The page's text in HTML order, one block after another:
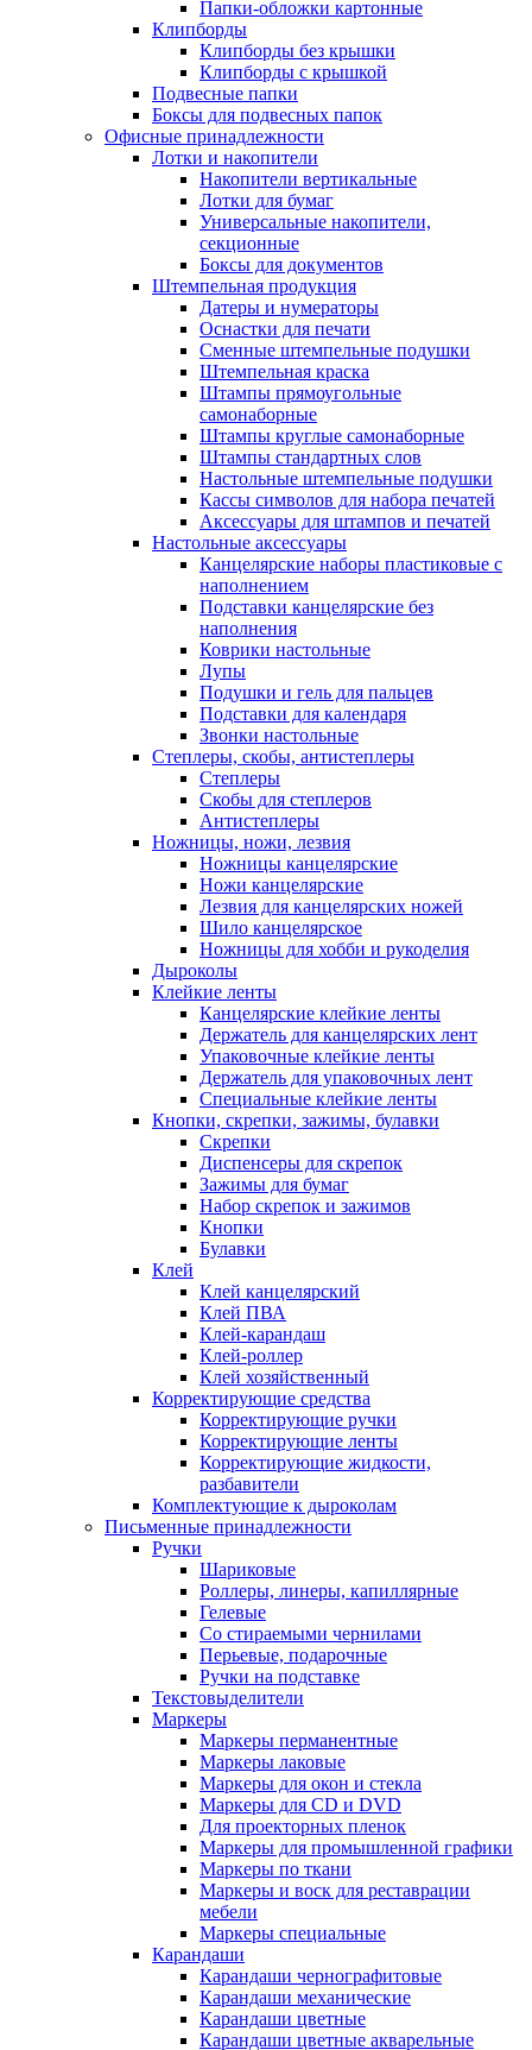
Папки-обложки картонные
Клипборды
Клипборды без крышки
Клипборды с крышкой
Подвесные папки
Боксы для подвесных папок
Офисные принадлежности
Лотки и накопители
Накопители вертикальные
Лотки для бумаг
Универсальные накопители,
секционные
Боксы для документов
Штемпельная продукция
Датеры и нумераторы
Оснастки для печати
Сменные штемпельные подушки
Штемпельная краска
Штампы прямоугольные
самонаборные
Штампы круглые самонаборные
Штампы стандартных слов
Настольные штемпельные подушки
Кассы символов для набора печатей
Аксессуары для штампов и печатей
Настольные аксессуары
Канцелярские наборы пластиковые с
наполнением
Подставки канцелярские без
наполнения
Коврики настольные
Лупы
Подушки и гель для пальцев
Подставки для календаря
Звонки настольные
Степлеры, скобы, антистеплеры
Степлеры
Скобы для степлеров
Антистеплеры
Ножницы, ножи, лезвия
Ножницы канцелярские
Ножи канцелярские
Лезвия для канцелярских ножей
Шило канцелярское
Ножницы для хобби и рукоделия
Дыроколы
Клейкие ленты
Канцелярские клейкие ленты
Держатель для канцелярских лент
Упаковочные клейкие ленты
Держатель для упаковочных лент
Специальные клейкие ленты
Кнопки, скрепки, зажимы, булавки
Скрепки
Диспенсеры для скрепок
Зажимы для бумаг
Набор скрепок и зажимов
Кнопки
Булавки
Клей
Клей канцелярский
Клей ПВА
Клей-карандаш
Клей-роллер
Клей хозяйственный
Корректирующие средства
Корректирующие ручки
Корректирующие ленты
Корректирующие жидкости,
разбавители
Комплектующие к дыроколам
Письменные принадлежности
Ручки
Шариковые
Роллеры, линеры, капиллярные
Гелевые
Со стираемыми чернилами
Перьевые, подарочные
Ручки на подставке
Текстовыделители
Маркеры
Маркеры перманентные
Маркеры лаковые
Маркеры для окон и стекла
Маркеры для CD и DVD
Для проекторных пленок
Маркеры для промышленной графики
Маркеры по ткани
Маркеры и воск для реставрации
мебели
Маркеры специальные
Карандаши
Карандаши чернографитовые
Карандаши механические
Карандаши цветные
Карандаши цветные акварельные